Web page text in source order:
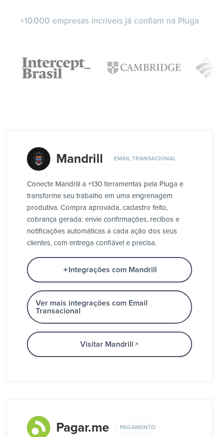
+10.000 empresas incríveis já confiam na Pluga
Mandrill EMAIL TRANSACIONAL
Conecte Mandrill a +130 ferramentas pela Pluga e
transforme seu trabalho em uma engrenagem
produtiva. Compra aprovada, cadastro feito,
cobrança gerada: envie confirmações, recibos e
notificações automáticas a cada ação dos seus
clientes, com entrega confiável e precisa.
Integrações com Mandrill
Ver mais integrações com Email
Transacional
Visitar Mandrill
Pagar.me PAGAMENTO